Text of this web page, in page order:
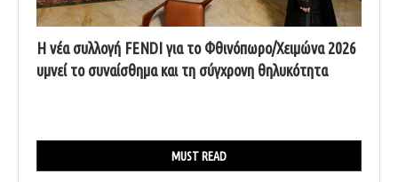
Η νέα συλλογή FENDI για το Φθινόπωρο/Χειμώνα 2026
υμνεί το συναίσθημα και τη σύγχρονη θηλυκότητα
MUST READ